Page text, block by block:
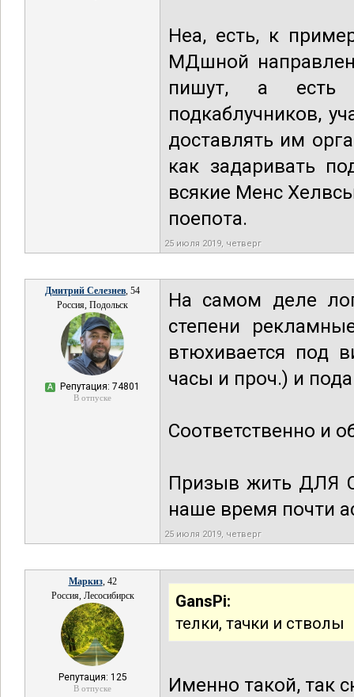
Неа, есть, к
МДшной
пишут, а есть
подкаблучников,
доставлять им
как задаривать
всякие Менс
поепота.
25 июля 2019, четверг
Дмитрий Селезнев, 54
Россия, Подольск
А Репутация: 74801
В отпуске
На самом деле
степени
втюхивается под
часы и проч.) и
Соответственно и
Призыв жить ДЛЯ
наше время почти
25 июля 2019, четверг
Маркиз, 42
Россия, Лесосибирск
Репутация: 125
В отпуске
GansPi:
телки, тачки и стволы
Именно такой, так